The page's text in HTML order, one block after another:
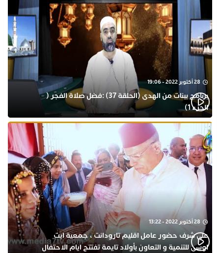
28 أكتوبر 2022 - 19:06
برنامج بينات من الهدى (الحلقة 37) :فضل صلاة الفجر (
الجزء 1)
28 أكتوبر 2022 - 13:22
على شرف حضور عامل اقليم تارودانت ، جمعية ايت
اوسى للتنمية و التعاون بأولاد تايمة تفتتح ايام الاحتفال